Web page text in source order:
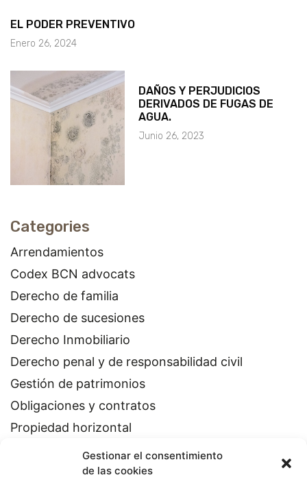
Gestionar el consentimiento
de las cookies
EL PODER PREVENTIVO
Enero 26, 2024
DAÑOS Y PERJUDICIOS
DERIVADOS DE FUGAS DE
AGUA.
Junio 26, 2023
Categories
Arrendamientos
Codex BCN advocats
Derecho de familia
Derecho de sucesiones
Derecho Inmobiliario
Derecho penal y de responsabilidad civil
Gestión de patrimonios
Obligaciones y contratos
Propiedad horizontal